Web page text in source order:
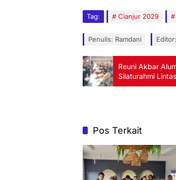
Tag: Cianjur 2029
Penulis: Ramdani
Reuni Akbar
Silaturahmi
Pos Terkait